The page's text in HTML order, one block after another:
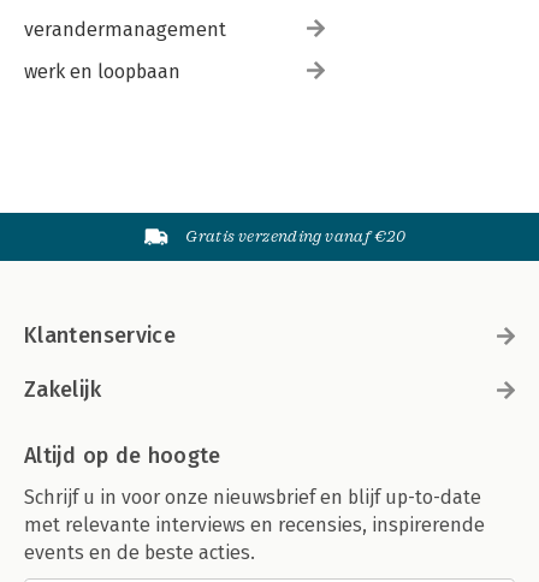
verandermanagement
werk en loopbaan
Gratis verzending vanaf €20
Klantenservice
Zakelijk
Altijd op de hoogte
Schrijf u in voor onze nieuwsbrief en blijf up-to-date
met relevante interviews en recensies, inspirerende
events en de beste acties.